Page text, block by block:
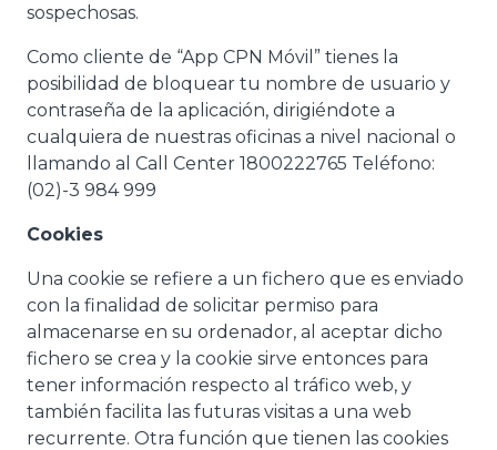
sospechosas.
Como cliente de “App CPN Móvil” tienes la
posibilidad de bloquear tu nombre de usuario y
contraseña de la aplicación, dirigiéndote a
cualquiera de nuestras oficinas a nivel nacional o
llamando al Call Center 1800222765 Teléfono:
(02)-3 984 999
Cookies
Una cookie se refiere a un fichero que es enviado
con la finalidad de solicitar permiso para
almacenarse en su ordenador, al aceptar dicho
fichero se crea y la cookie sirve entonces para
tener información respecto al tráfico web, y
también facilita las futuras visitas a una web
recurrente. Otra función que tienen las cookies